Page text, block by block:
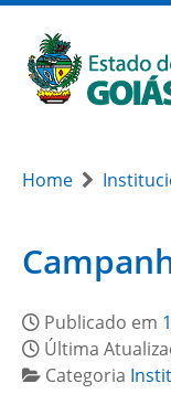
Home
Publicado em
Última
Categoria